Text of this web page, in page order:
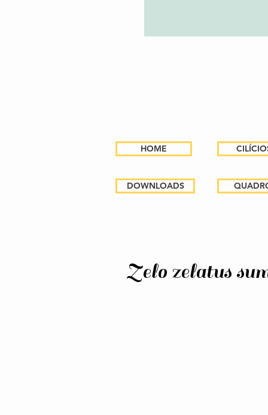
HOME
DOWNLOADS
Zelo zelatus